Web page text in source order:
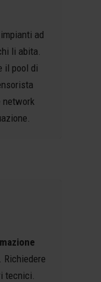
ad
li abita.
il pool di
tecnici.